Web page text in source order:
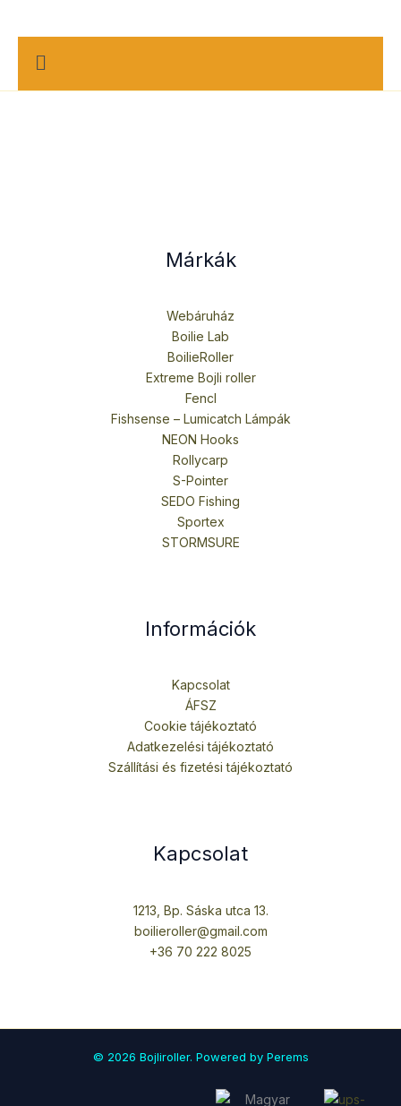
M
e
n
ki
Márkák
Webáruház
Boilie Lab
BoilieRoller
Extreme Bojli roller
Fencl
Fishsense – Lumicatch Lámpák
NEON Hooks
Rollycarp
S-Pointer
SEDO Fishing
Sportex
STORMSURE
Információk
Kapcsolat
ÁFSZ
Cookie tájékoztató
Adatkezelési tájékoztató
Szállítási és fizetési tájékoztató
Kapcsolat
1213, Bp. Sáska utca 13.
boilieroller@gmail.com
+36 70 222 8025
© 2026 Bojliroller. Powered by Perems